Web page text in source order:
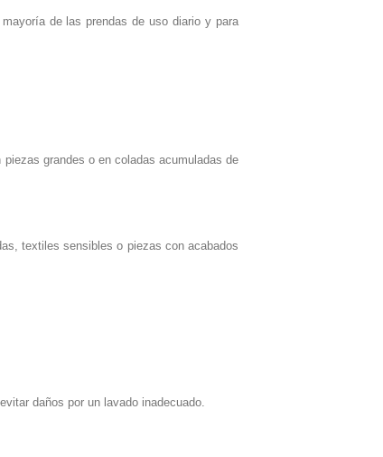
de las prendas de uso diario y para
grandes o en coladas acumuladas de
textiles sensibles o piezas con acabados
daños por un lavado inadecuado.